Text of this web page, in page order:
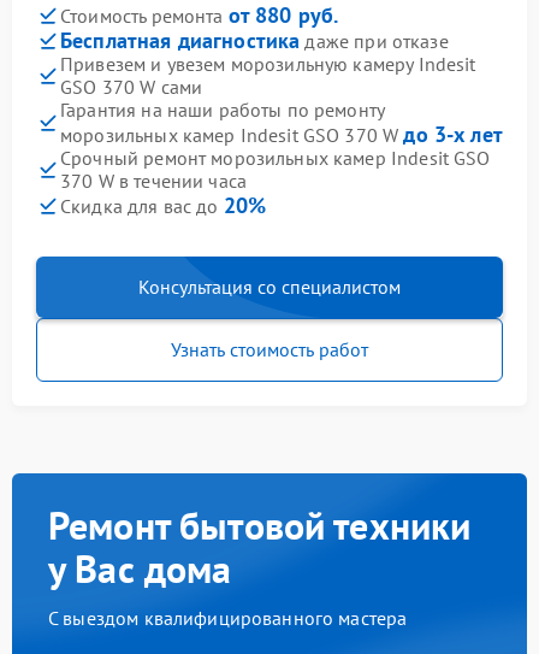
Стоимость ремонта от 880 руб.
Бесплатная диагностика даже при отказе
Привезем и увезем морозильную камеру Indesit
GSO 370 W сами
Гарантия на наши работы по ремонту
морозильных камер Indesit GSO 370 Wдо 3-х лет
Срочный ремонт морозильных камер Indesit GSO
370 W в течении часа
Скидка для вас до 20%
Консультация со специалистом
Узнать стоимость работ
Ремонт бытовой техники
у Вас дома
С выездом квалифицированного мастера